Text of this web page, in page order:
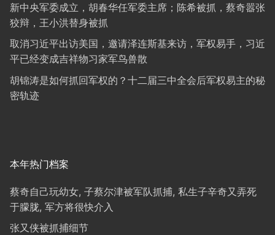
新中央军委成立，胡春华任军委主席；陈希被抓，蔡奇嚣张
狡辩，王小洪替身被抓
取消习近平出访美国，邀请泽连斯基来访，军权易手，习近
平已经变成吉祥物习家军鸟兽散
胡锦涛是如何抓回军权的？十二届三中全会后军权易主的秘
密轨迹
本年热门档案
蔡奇自己玩幼女, 子蔡尔津被军队抓捕, 私生子辛奇又弄死
于朦胧, 军方将很快介入
张又侠被抓捕细节